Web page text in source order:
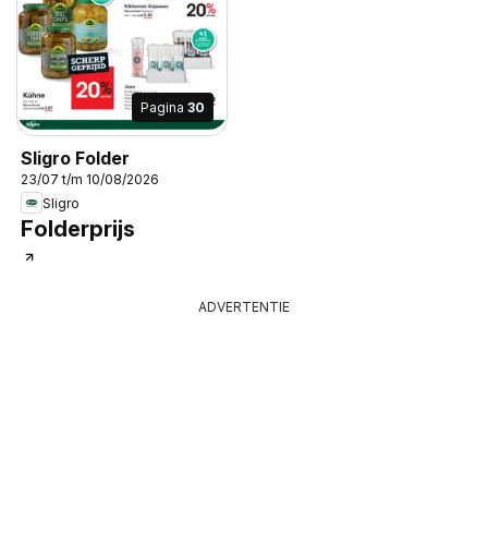
Pagina 30
Sligro Folder
23/07 t/m 10/08/2026
Sligro
Folderprijs
ADVERTENTIE